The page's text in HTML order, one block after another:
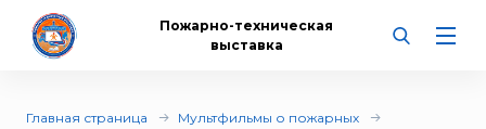
Пожарно-техническая
выставка
Главная страница
Мультфильмы о пожарных